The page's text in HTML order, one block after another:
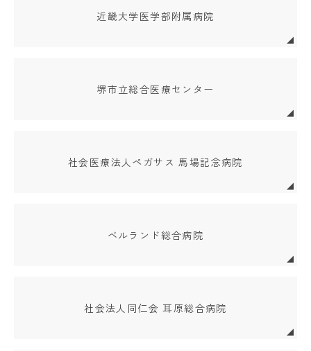
近畿大学医学部附属病院
堺市立総合医療センター
社会医療法人ペガサス 馬場記念病院
ベルランド総合病院
社会法人同仁会 耳原総合病院